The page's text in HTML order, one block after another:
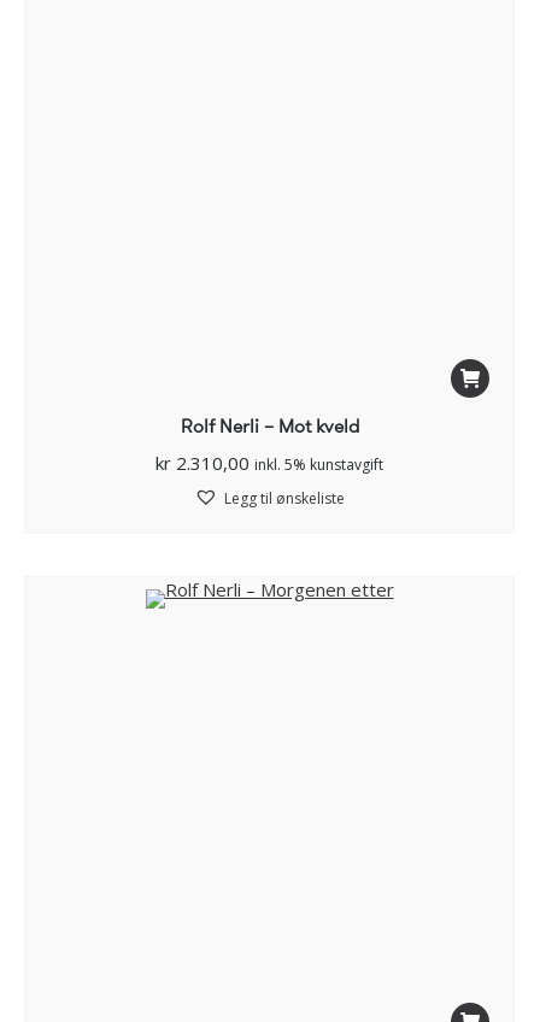
Rolf Nerli – Mot kveld
kr 2.310,00 inkl. 5% kunstavgift
Legg til ønskeliste